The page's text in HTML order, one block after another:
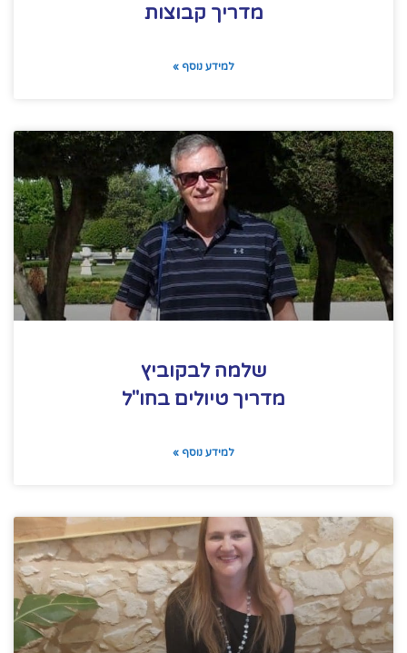
מדריך קבוצות
למידע נוסף »
שלמה לבקוביץ
מדריך טיולים בחו"ל
למידע נוסף »